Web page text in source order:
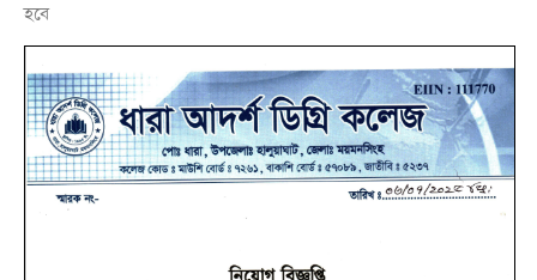
হবে